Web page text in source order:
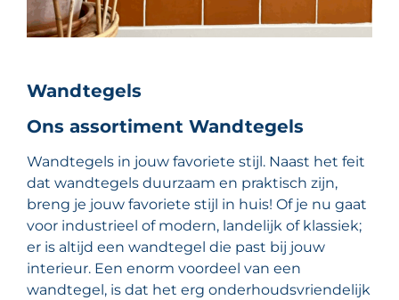
Wandtegels
Ons assortiment Wandtegels
Wandtegels in jouw favoriete stijl. Naast het feit
dat wandtegels duurzaam en praktisch zijn,
breng je jouw favoriete stijl in huis! Of je nu gaat
voor industrieel of modern, landelijk of klassiek;
er is altijd een wandtegel die past bij jouw
interieur. Een enorm voordeel van een
wandtegel, is dat het erg onderhoudsvriendelijk